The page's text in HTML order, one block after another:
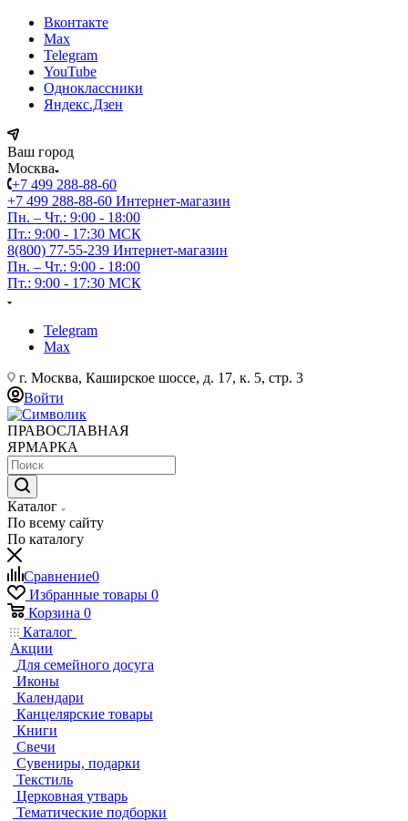
Вконтакте
Max
Telegram
YouTube
Одноклассники
Яндекс.Дзен
Ваш город
Москва
+7 499 288-88-60
+7 499 288-88-60 Интернет-магазин
Пн. – Чт.: 9:00 - 18:00
Пт.: 9:00 - 17:30 МСК
8(800) 77-55-239 Интернет-магазин
Пн. – Чт.: 9:00 - 18:00
Пт.: 9:00 - 17:30 МСК
Telegram
Max
г. Москва, Каширское шоссе, д. 17, к. 5, стр. 3
Войти
ПРАВОСЛАВНАЯ
ЯРМАРКА
Каталог
По всему сайту
По каталогу
Сравнение0
Избранные товары 0
Корзина 0
Каталог
Акции
Для семейного досуга
Иконы
Календари
Канцелярские товары
Книги
Свечи
Сувениры, подарки
Текстиль
Церковная утварь
Тематические подборки